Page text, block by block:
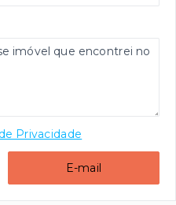
Privacidade
E-mail